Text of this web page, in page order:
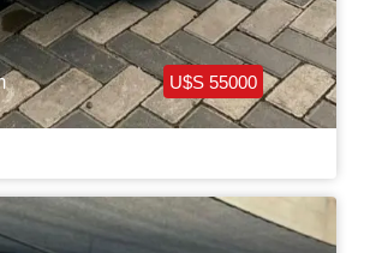
U$S 55000
GLE 350 Americana Full